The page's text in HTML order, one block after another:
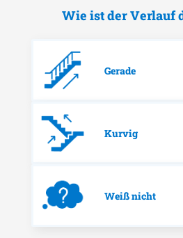
Wie ist der Verlauf
Gerade
Kurvig
Weiß nicht